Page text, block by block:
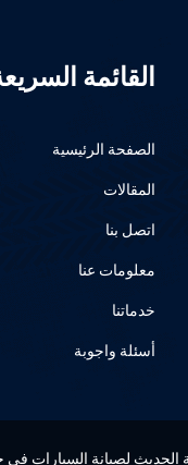
القائمة
الصفحة الرئيسية
المقالات
اتصل بنا
معلومات عنا
خدماتنا
أسئلة واجوبة
لصيانة السيارات في